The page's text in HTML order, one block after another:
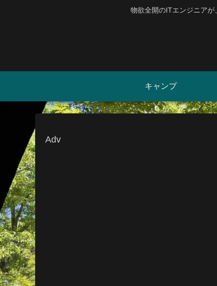
物欲全開のITエンジニア
キャンプ
Adv